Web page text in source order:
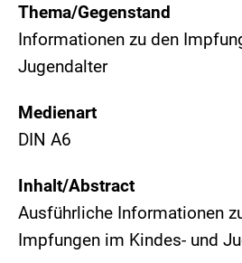
Thema/Gegenstand
Informationen zu den
Jugendalter
Medienart
DIN A6
Inhalt/Abstract
Ausführliche Informationen
Impfungen im Kindes- und